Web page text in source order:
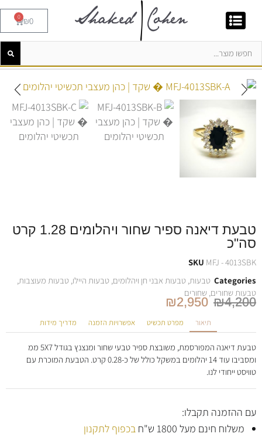
₪0
0
טבעת דיאנה ספיר שחור ויהלומים 1.28 קרט
סה"כ
SKU MFJ - 4013SBK
Categories טבעות טבעות אבני חן ויהלומים טבעות היילו טבעות מעוצבות
טבעות שחורים שחורים
₪4,200
₪2,950
תיאור מפרט תכשיט אפשרויות הזמנה מדריך מידות
טבעת דיאנה המפורסמת, משובצת ספיר טבעי שחור ומנצנץ בגודל 5X7 ממ
ומסביבו עוד 14 יהלומים במשקל כולל של כ-0.28 קרט. הטבעת המוכרת עם
טוויסט ייחודי לנו.
עם ההזמנה תקבלו:
משלוח חינם מעל 1800 ש"ח
בכפוף לתקנון